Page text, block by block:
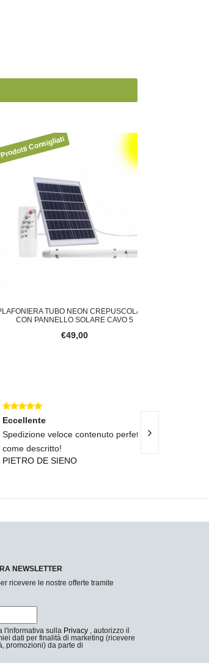
TUBO NEON CREPUSCOLARE
PANNELLO SOLARE CAVO 5
€49,00
veloce contenuto perfetto
descritto!
DE SIENO
Spedizione
NEWSLETTER
ricevere le nostre offerte tramite
l'informativa sulla Privacy , autorizzo il
dati per finalità di marketing (ricevere
promozioni) da parte di